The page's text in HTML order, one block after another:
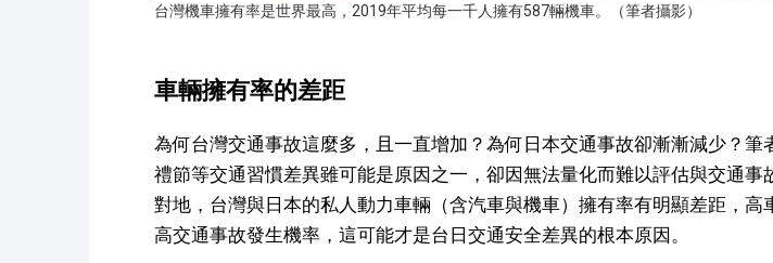
台灣機車擁有率是世界最高，2019年平均每一千人擁有587輛機車。（筆者攝影）
車輛擁有率的差距
為何台灣交通事故這麼多，且一直增加？為何日本交通事故卻漸漸減少？筆
禮節等交通習慣差異雖可能是原因之一，卻因無法量化而難以評估與交通事
對地，台灣與日本的私人動力車輛（含汽車與機車）擁有率有明顯差距，高
高交通事故發生機率，這可能才是台日交通安全差異的根本原因。